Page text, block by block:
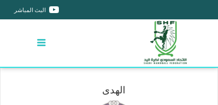
البث المباشر
الهدى